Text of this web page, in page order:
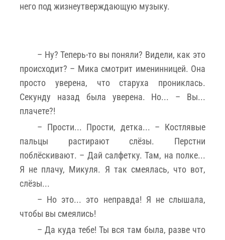
него под жизнеутверждающую музыку.
– Ну? Теперь-то вы поняли? Видели, как это
происходит? – Мика смотрит именинницей. Она
просто уверена, что старуха прониклась.
Секунду назад была уверена. Но... – Вы...
плачете?!
– Прости... Прости, детка... – Костлявые
пальцы растирают слёзы. Перстни
поблёскивают. – Дай салфетку. Там, на полке...
Я не плачу, Микуля. Я так смеялась, что вот,
слёзы...
– Но это... это неправда! Я не слышала,
чтобы вы смеялись!
– Да куда тебе! Ты вся там была, разве что